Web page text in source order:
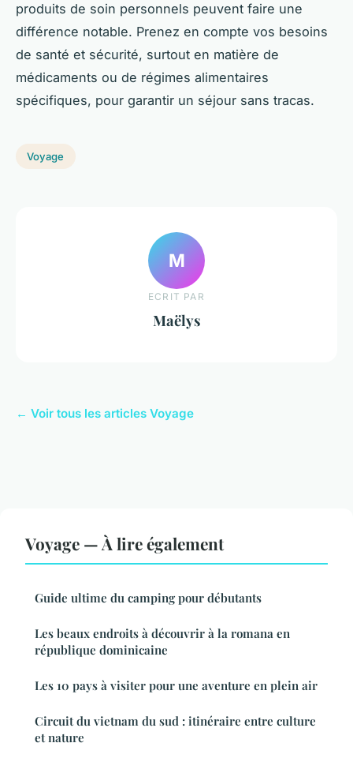
produits de soin personnels peuvent faire une
différence notable. Prenez en compte vos besoins
de santé et sécurité, surtout en matière de
médicaments ou de régimes alimentaires
spécifiques, pour garantir un séjour sans tracas.
Voyage
M
ECRIT PAR
Maëlys
← Voir tous les articles Voyage
Voyage — À lire également
Guide ultime du camping pour débutants
Les beaux endroits à découvrir à la romana en
république dominicaine
Les 10 pays à visiter pour une aventure en plein air
Circuit du vietnam du sud : itinéraire entre culture
et nature